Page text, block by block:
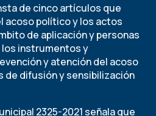
de cinco artículos que
acoso político y los actos
de aplicación y personas
instrumentos y
y atención del acoso
de difusión y sensibilización
2325-2021 señala que